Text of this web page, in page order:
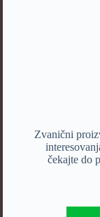
Zvanični
čekajte do